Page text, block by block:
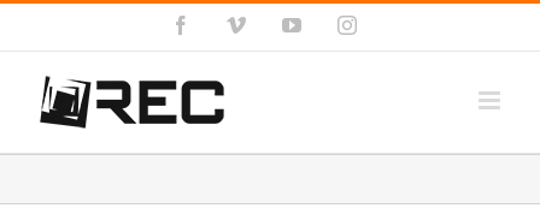
al
contenuto
FacebookVimeo YouTubeInstagram